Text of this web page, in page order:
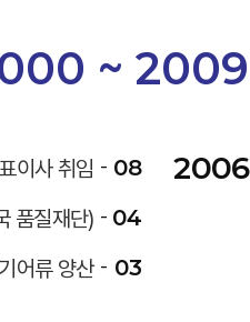
~ 2009
2006
08
이사 취임
04
품질재단)
03
어류 양산